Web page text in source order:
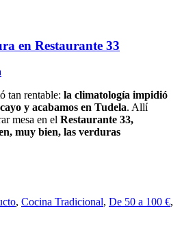
en Restaurante 33
tan rentable: la climatología impidió
y acabamos en Tudela. Allí
mesa en el Restaurante 33,
muy bien, las verduras
, Cocina Tradicional, De 50 a 100 €,